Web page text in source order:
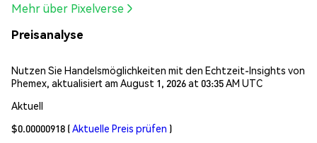
Mehr über Pixelverse
Preisanalyse
Nutzen Sie Handelsmöglichkeiten mit den Echtzeit-Insights von
Phemex, aktualisiert am August 1, 2026 at 03:35 AM UTC
Aktuell
$0.00000918 (Aktuelle Preis prüfen )